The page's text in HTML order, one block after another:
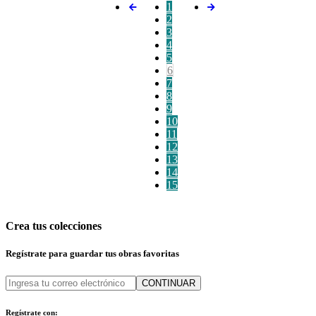
1
2
3
4
5
6
7
8
9
10
11
12
13
14
15
Crea tus colecciones
Regístrate para guardar tus obras favoritas
CONTINUAR
Regístrate con: